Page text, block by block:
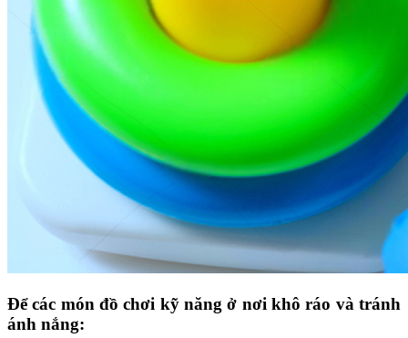
Để các món đồ chơi kỹ năng ở nơi khô ráo và tránh
ánh nắng: